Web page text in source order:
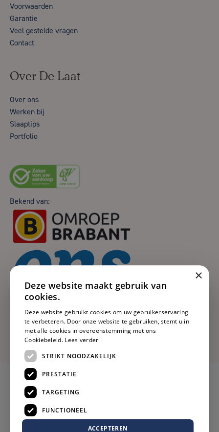
Voorwaarden
Garantie
Veel gestelde vragen
Contact
Over De Laat
Over ons
Werken bij
Slaaptips
Portfolio
Bekend van:
×
Deze website maakt gebruik van
cookies.
Deze website gebruikt cookies om uw gebruikerservaring
te verbeteren. Door onze website te gebruiken, stemt u in
met alle cookies in overeenstemming met ons
Cookiebeleid. Lees verder
STRIKT NOODZAKELIJK
PRESTATIE
TARGETING
FUNCTIONEEL
ACCEPTEREN